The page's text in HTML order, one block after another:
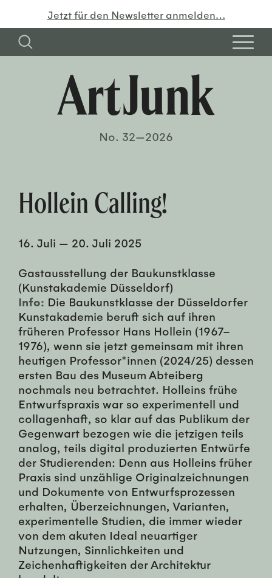
Jetzt für den Newsletter anmelden…
No. 32—2026
Hollein Calling!
16. Juli — 20. Juli 2025
Gastausstellung der Baukunstklasse
(Kunstakademie Düsseldorf)
Info: Die Baukunstklasse der Düsseldorfer
Kunstakademie beruft sich auf ihren
früheren Professor Hans Hollein (1967–
1976), wenn sie jetzt gemeinsam mit ihren
heutigen Professor*innen (2024/25) dessen
ersten Bau des Museum Abteiberg
nochmals neu betrachtet. Holleins frühe
Entwurfspraxis war so experimentell und
collagenhaft, so klar auf das Publikum der
Gegenwart bezogen wie die jetzigen teils
analog, teils digital produzierten Entwürfe
der Studierenden: Denn aus Holleins früher
Praxis sind unzählige Originalzeichnungen
und Dokumente von Entwurfsprozessen
erhalten, Überzeichnungen, Varianten,
experimentelle Studien, die immer wieder
von dem akuten Ideal neuartiger
Nutzungen, Sinnlichkeiten und
Zeichenhaftigkeiten der Architektur